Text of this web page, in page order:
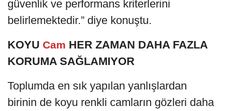
güvenlik ve performans kriterlerini
belirlemektedir.” diye konuştu.
KOYU Cam HER ZAMAN DAHA FAZLA
KORUMA SAĞLAMIYOR
Toplumda en sık yapılan yanlışlardan
birinin de koyu renkli camların gözleri daha